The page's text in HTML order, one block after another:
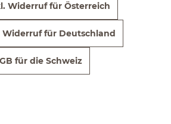
Widerruf für Österreich
Widerruf für Deutschland
für die Schweiz